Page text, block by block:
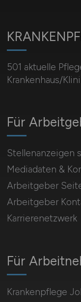
501 aktuelle
Krankenhaus/
Für
Krankenpflege
Für
Stellenanzeigen
Mediadaten &
Arbeitgeber
Arbeitgeber
Karrierenetzwerk